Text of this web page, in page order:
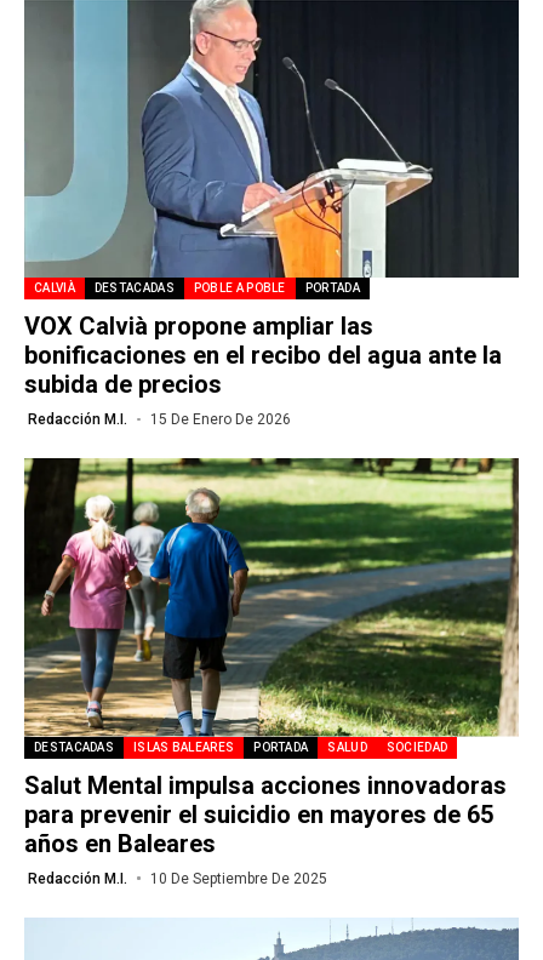
CALVIÀ DESTACADAS POBLE A POBLE PORTADA
VOX Calvià propone ampliar las
bonificaciones en el recibo del agua ante la
subida de precios
Redacción M.I. 15 De Enero De 2026
DESTACADAS ISLAS BALEARES PORTADA SALUD SOCIEDAD
Salut Mental impulsa acciones innovadoras
para prevenir el suicidio en mayores de 65
años en Baleares
Redacción M.I. 10 De Septiembre De 2025